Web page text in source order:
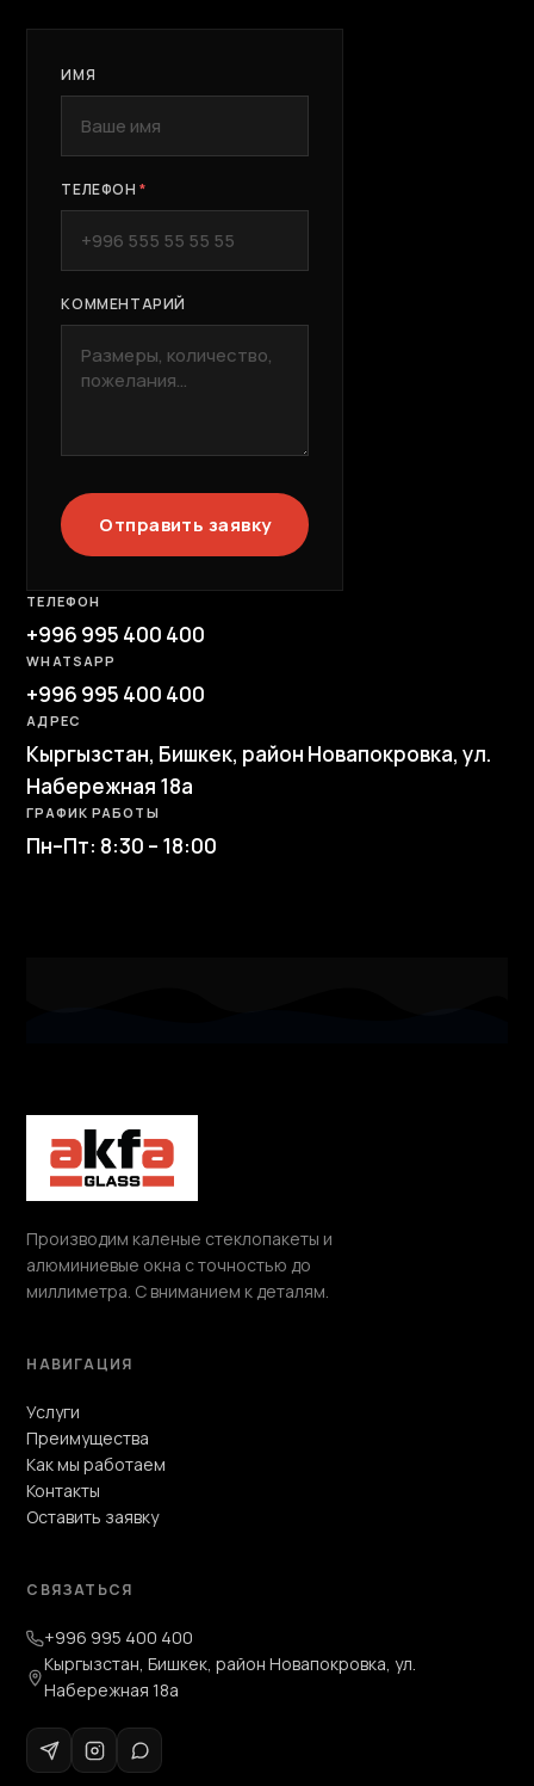
ТЕЛЕФОН
+996 995 400 400
WHATSAPP
+996 995 400 400
АДРЕС
Кыргызстан, Бишкек, район Новапокровка, ул.
Набережная 18а
ГРАФИК РАБОТЫ
Пн–Пт: 8:30 – 18:00
ИМЯ
ТЕЛЕФОН*
КОММЕНТАРИЙ
Отправить заявку
Производим каленые стеклопакеты и
алюминиевые окна с точностью до
миллиметра. С вниманием к деталям.
НАВИГАЦИЯ
Услуги
Преимущества
Как мы работаем
Контакты
Оставить заявку
СВЯЗАТЬСЯ
+996 995 400 400
Кыргызстан, Бишкек, район Новапокровка, ул.
Набережная 18а